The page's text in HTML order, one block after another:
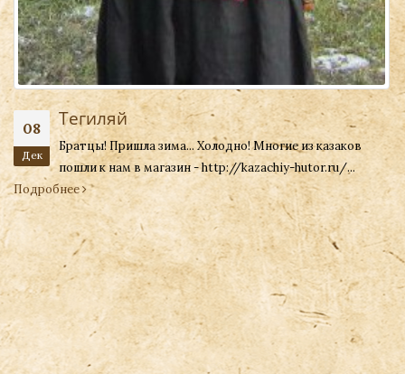
08
Дек
Тегиляй
Братцы! Пришла зима... Холодно! Многие из казаков
пошли к нам в магазин - http://kazachiy-hutor.ru/...
Подробнее